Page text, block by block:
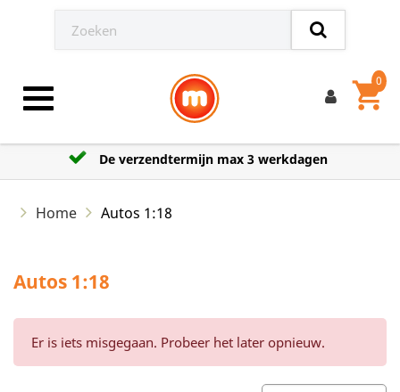
Toggle navigation shopping_cart
0
De verzendtermijn max 3 werkdagen
Home Autos 1:18
Autos 1:18
Er is iets misgegaan. Probeer het later opnieuw.